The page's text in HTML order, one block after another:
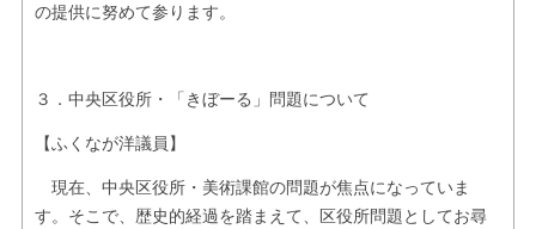
の提供に努めて参ります。
３．中央区役所・「きぼーる」問題について
【ふくなが洋議員】
現在、中央区役所・美術課館の問題が焦点になっていま
す。そこで、歴史的経過を踏まえて、区役所問題としてお尋